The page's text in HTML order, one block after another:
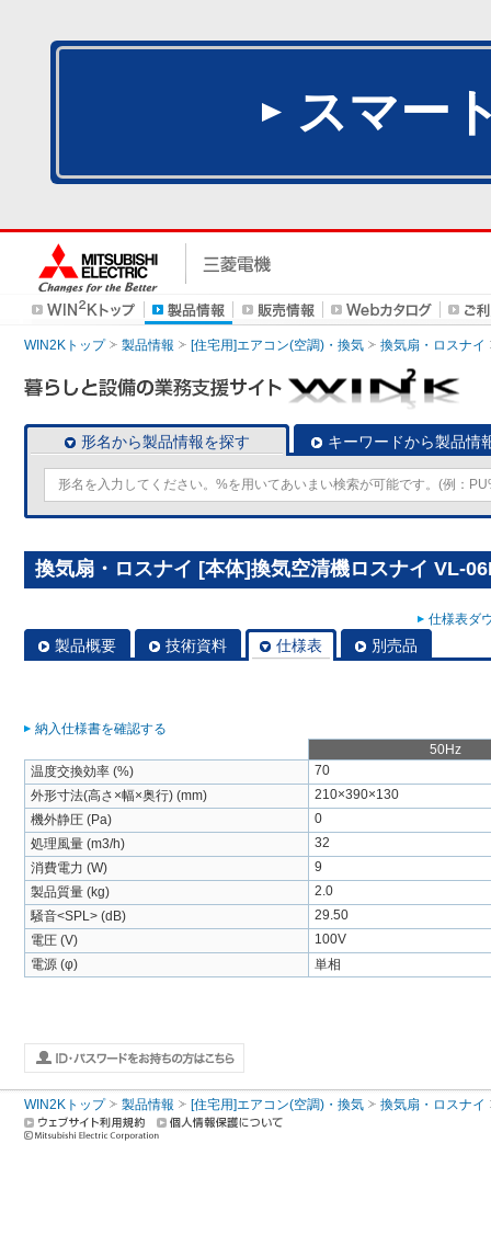
スマー
WIN2Kトップ 製品情報 [住宅用]エアコン(空調)・換気 換気扇・ロスナイ
形名から製品情報を探す キーワードから製品情
換気扇・ロスナイ [本体]換気空清機ロスナイ VL-
仕様表ダ
製品概要 技術資料 仕様表 別売品
納入仕様書を確認する
50Hz
温度交換効率 (%)
70
外形寸法(高さ×幅×奥行) (mm)
210×390×130
機外静圧 (Pa)
0
処理風量 (m3/h)
32
消費電力 (W)
9
製品質量 (kg)
2.0
騒音<SPL> (dB)
29.50
電圧 (V)
100V
電源 (φ)
単相
WIN2Kトップ 製品情報 [住宅用]エアコン(空調)・換気 換気扇・ロスナイ